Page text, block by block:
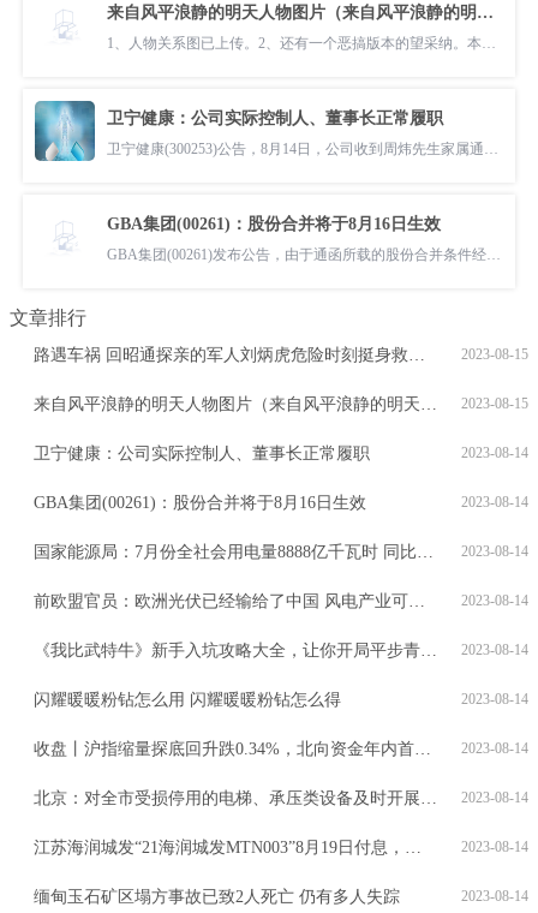
来自风平浪静的明天人物图片（来自风平浪静的明天人物关系图）
1、人物关系图已上传。2、还有一个恶搞版本的望采纳。本文就为大家分享
卫宁健康：公司实际控制人、董事长正常履职
卫宁健康(300253)公告，8月14日，公司收到周炜先生家属通知，周炜先生
GBA集团(00261)：股份合并将于8月16日生效
GBA集团(00261)发布公告，由于通函所载的股份合并条件经已全部达成，随
文章排行
2023-08-15
路遇车祸 回昭通探亲的军人刘炳虎危险时刻挺身救人彰显子弟兵本色
2023-08-15
来自风平浪静的明天人物图片（来自风平浪静的明天人物关系图）
2023-08-14
卫宁健康：公司实际控制人、董事长正常履职
2023-08-14
GBA集团(00261)：股份合并将于8月16日生效
2023-08-14
国家能源局：7月份全社会用电量8888亿千瓦时 同比增长6.5%
2023-08-14
前欧盟官员：欧洲光伏已经输给了中国 风电产业可能也会如此
2023-08-14
《我比武特牛》新手入坑攻略大全，让你开局平步青云，领先一大步！
2023-08-14
闪耀暖暖粉钻怎么用 闪耀暖暖粉钻怎么得
2023-08-14
收盘丨沪指缩量探底回升跌0.34%，北向资金年内首次连续6日减仓
2023-08-14
北京：对全市受损停用的电梯、承压类设备及时开展检查、维修
2023-08-14
江苏海润城发“21海润城发MTN003”8月19日付息，利率为3.46%
2023-08-14
缅甸玉石矿区塌方事故已致2人死亡 仍有多人失踪